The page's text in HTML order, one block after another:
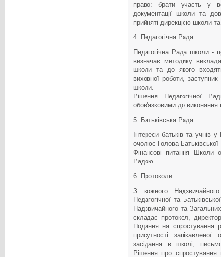
право: брати участь у
документації школи та
прийняті дирекцією школи
4. Педагогічна Рада.
Педагогічна Рада школи -
визначає методику
школи та до якого
виховної роботи,
школи.
Рішення Педагогічної
обов'язковими до виконання
5. Батьківська Рада
Інтереси батьків та учнів
очолює Голова
Фінансові питання Школи
Радою.
6. Протоколи.
З кожного
Педагогічної та
Надзвичайного та
складає протокол,
Подання на спростування
присутності
засідання в школі,
Рішення про спростування